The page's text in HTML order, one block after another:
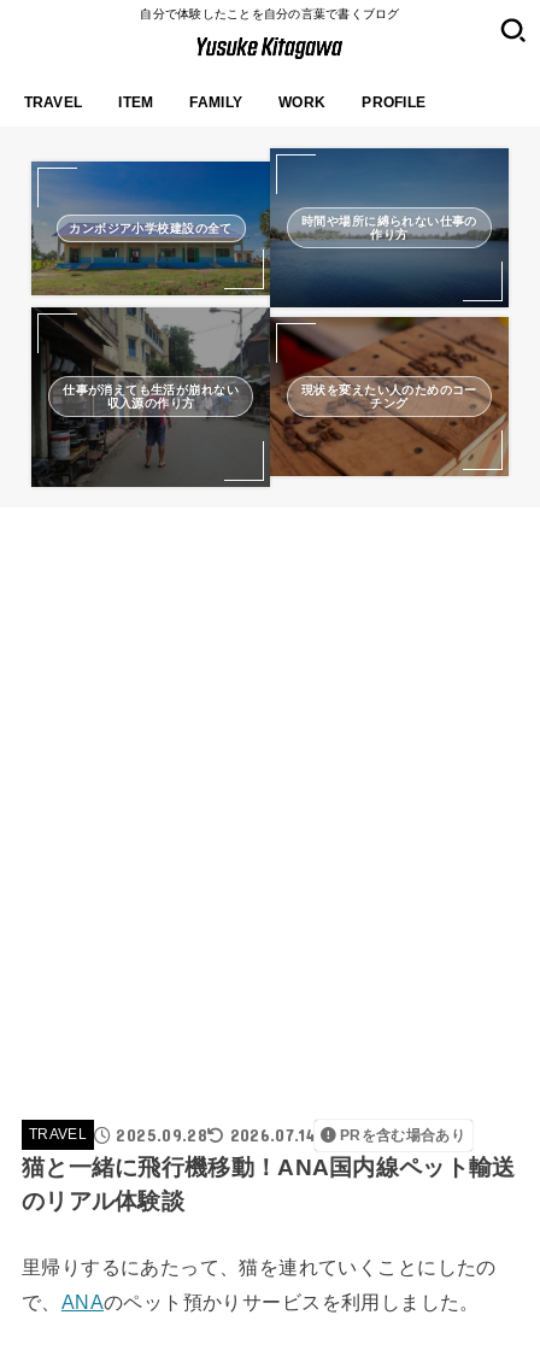
自分で体験したことを自分の言葉で書くブログ
TRAVEL ITEM FAMILY WORK PROFILE
カンボジア小学校建設の全て
時間や場所に縛られない仕事の
作り方
仕事が消えても生活が崩れない
収入源の作り方
現状を変えたい人のためのコー
チング
TRAVEL 2025.09.28 2026.07.14 PRを含む場合あり
猫と一緒に飛行機移動！ANA国内線ペット輸送
のリアル体験談
里帰りするにあたって、猫を連れていくことにしたの
で、 ANAのペット預かりサービスを利用しました。